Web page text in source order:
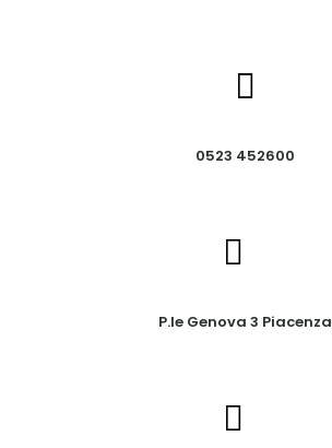
0523 452600
P.le Genova 3 Piacenza